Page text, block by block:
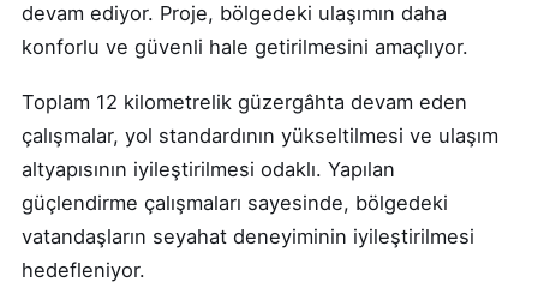
devam ediyor. Proje, bölgedeki ulaşımın daha
konforlu ve güvenli hale getirilmesini amaçlıyor.
Toplam 12 kilometrelik güzergâhta devam eden
çalışmalar, yol standardının yükseltilmesi ve ulaşım
altyapısının iyileştirilmesi odaklı. Yapılan
güçlendirme çalışmaları sayesinde, bölgedeki
vatandaşların seyahat deneyiminin iyileştirilmesi
hedefleniyor.